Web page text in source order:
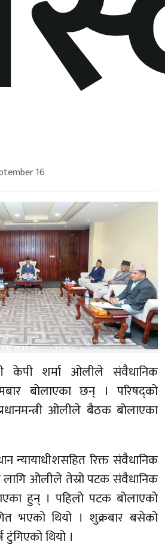
16
केपी शर्मा ओलीले संवैधानिक
बोलाएका छन् । परिषद्को
ओलीले बैठक बोलाएका
न्यायाधीशसहित रिक्त संवैधानिक
लागि ओलीले तेस्रो पटक संवैधानिक
हुन् । पहिलो पटक बोलाएको
भएको थियो । शुक्रबार बसेको
थियो ।